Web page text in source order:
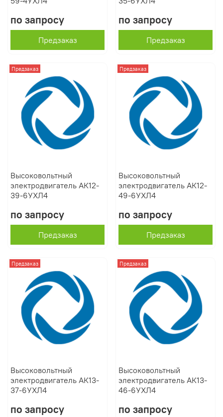
по запросу
Предзаказ
по запросу
Предзаказ
Предзаказ
Высоковольтный
электродвигатель АК12-
39-6УХЛ4
по запросу
Предзаказ
Предзаказ
Высоковольтный
электродвигатель АК12-
49-6УХЛ4
по запросу
Предзаказ
Предзаказ
Высоковольтный
электродвигатель АК13-
37-6УХЛ4
по запросу
Предзаказ
Высоковольтный
электродвигатель АК13-
46-6УХЛ4
по запросу